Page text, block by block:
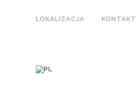
LOKALIZACJA KONTAKT